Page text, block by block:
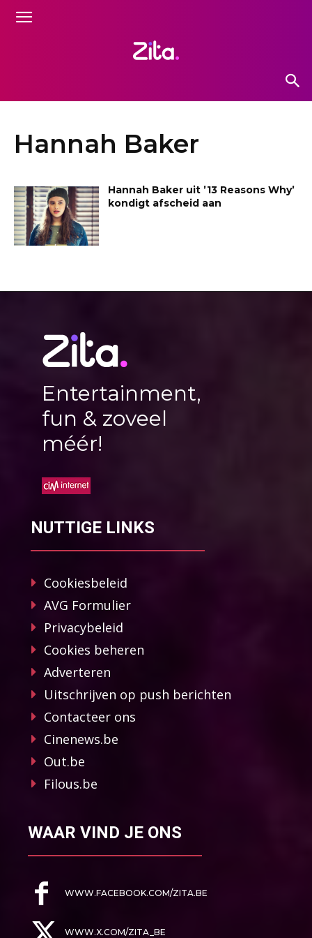
Hannah Baker
Hannah Baker uit ’13 Reasons Why’
kondigt afscheid aan
Entertainment,
fun & zoveel
méér!
NUTTIGE LINKS
Cookiesbeleid
AVG Formulier
Privacybeleid
Cookies beheren
Adverteren
Uitschrijven op push berichten
Contacteer ons
Cinenews.be
Out.be
Filous.be
WAAR VIND JE ONS
WWW.FACEBOOK.COM/ZITA.BE
WWW.X.COM/ZITA_BE